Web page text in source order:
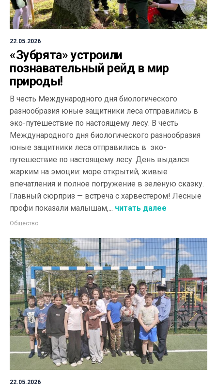
22.05.2026
«Зубрята» устроили
познавательный рейд в мир
природы!
В честь Международного дня биологического
разнообразия юные защитники леса отправились в
эко-путешествие по настоящему лесу. В честь
Международного дня биологического разнообразия
юные защитники леса отправились в эко-
путешествие по настоящему лесу. День выдался
жарким на эмоции: море открытий, живые
впечатления и полное погружение в зелёную сказку.
Главный сюрприз — встреча с харвестером! Лесные
профи показали малышам,... читать далее
Общество
22.05.2026